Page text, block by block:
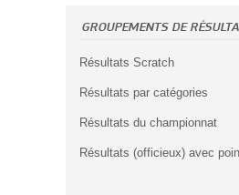
GROUPEMENTS DE
Résultats Scratch
Résultats par catégories
Résultats du championnat
Résultats (officieux) avec